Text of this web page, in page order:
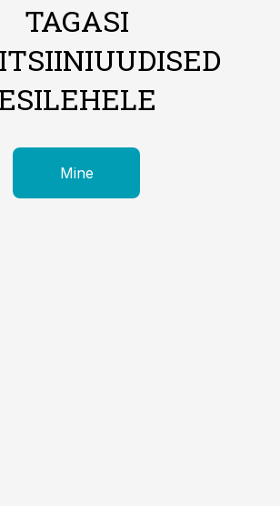
TAGASI
Mine